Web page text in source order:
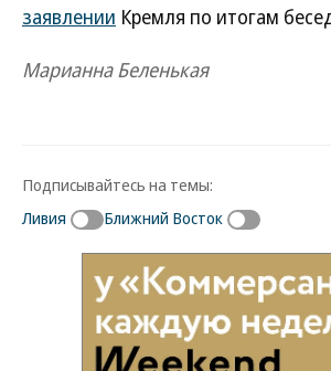
заявлении Кремля по итогам
Марианна Беленькая
Подписывайтесь на темы:
Ливия
Ближний Восток